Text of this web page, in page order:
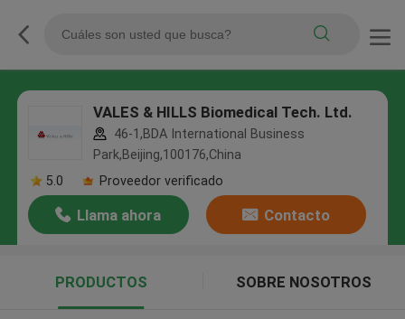
VALES & HILLS Biomedical Tech. Ltd.
46-1,BDA International Business
Park,Beijing,100176,China
5.0
Proveedor verificado
Llama ahora Contacto
PRODUCTOS SOBRE NOSOTROS